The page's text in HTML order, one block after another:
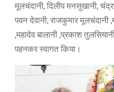
मूलचंदानी, दिलीप मनसुखानी,
पवन देवानी, राजकुमार मूलचंदानी
,महादेव बालानी ,प्रकाश
पहनकर स्वागत किया।